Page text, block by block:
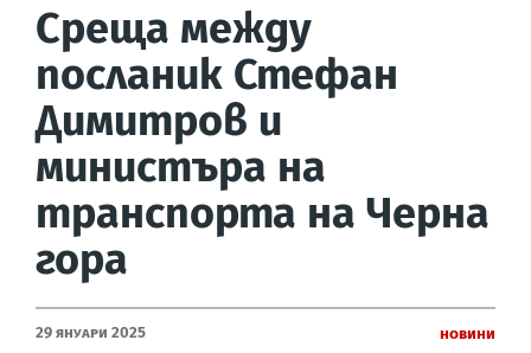
Среща между
посланик Стефан
Димитров и
министъра на
транспорта на Черна
гора
29 Януари 2025 Новини